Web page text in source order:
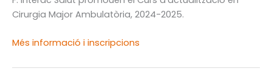
Cirurgia Major Ambulatòria, 2024-2025.
Més informació i inscripcions